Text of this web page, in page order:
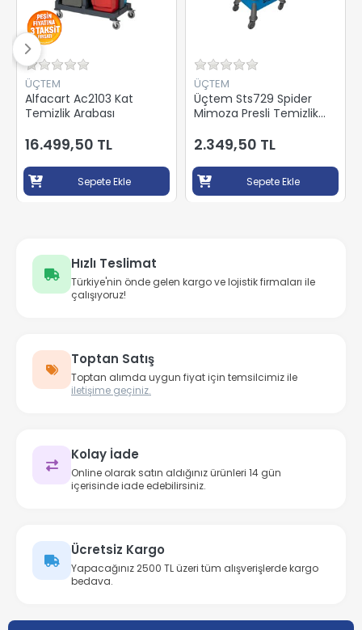
ÜÇTEM
Alfacart Ac2103 Kat
Temizlik Arabası
16.499,50 TL
Sepete Ekle
ÜÇTEM
Üçtem Sts729 Spider
Mimoza Presli Temizlik
2.349,50 TL
Sepete Ekle
Hızlı Teslimat
Türkiye'nin önde gelen kargo ve lojistik firmaları ile
çalışıyoruz!
Toptan Satış
Toptan alımda uygun fiyat için temsilcimiz ile
iletişime geçiniz.
Kolay İade
Online olarak satın aldığınız ürünleri 14 gün
içerisinde iade edebilirsiniz.
Ücretsiz Kargo
Yapacağınız 2500 TL üzeri tüm alışverişlerde kargo
bedava.